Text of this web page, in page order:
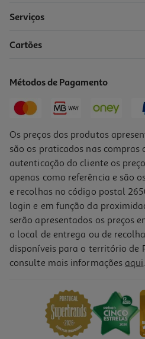
Iogurte Líquido Magro Auchan
Serviços
Cartões
Métodos de Pagamento
Os preços dos produtos
são os praticados nas compras
autenticação do cliente os
apenas como referência e são
e recolhas no código postal
login e em função da
serão apresentados os preços
o local de entrega ou de
disponíveis para o território de
consulte mais informações aqui.